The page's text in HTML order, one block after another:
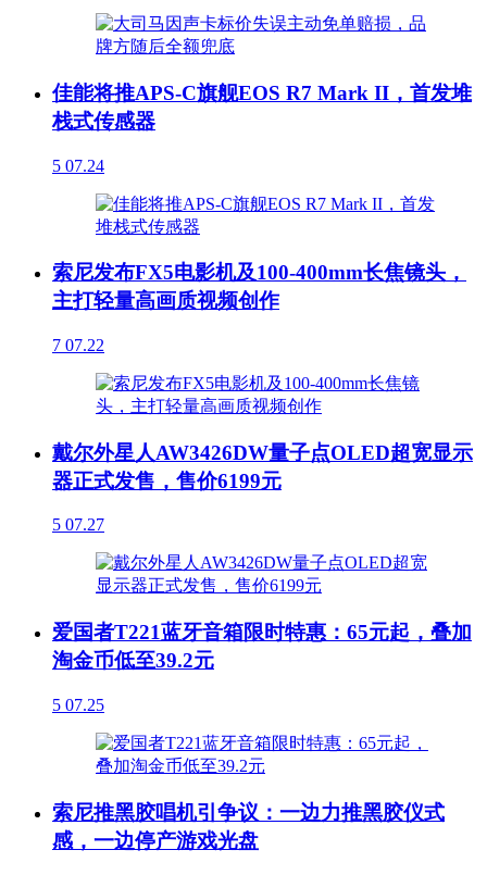
佳能将推APS-C旗舰EOS R7 Mark II，首发堆
栈式传感器
5 07.24
索尼发布FX5电影机及100-400mm长焦镜头，
主打轻量高画质视频创作
7 07.22
戴尔外星人AW3426DW量子点OLED超宽显示
器正式发售，售价6199元
5 07.27
爱国者T221蓝牙音箱限时特惠：65元起，叠加
淘金币低至39.2元
5 07.25
索尼推黑胶唱机引争议：一边力推黑胶仪式
感，一边停产游戏光盘